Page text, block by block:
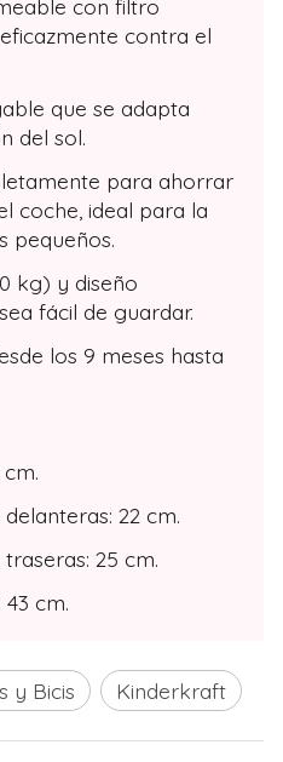
con filtro
contra el
que se adapta
del sol.
para ahorrar
coche, ideal para la
pequeños.
kg) y diseño
fácil de guardar.
los 9 meses hasta
cm.
22 cm.
25 cm.
cm.
y Bicis Kinderkraft